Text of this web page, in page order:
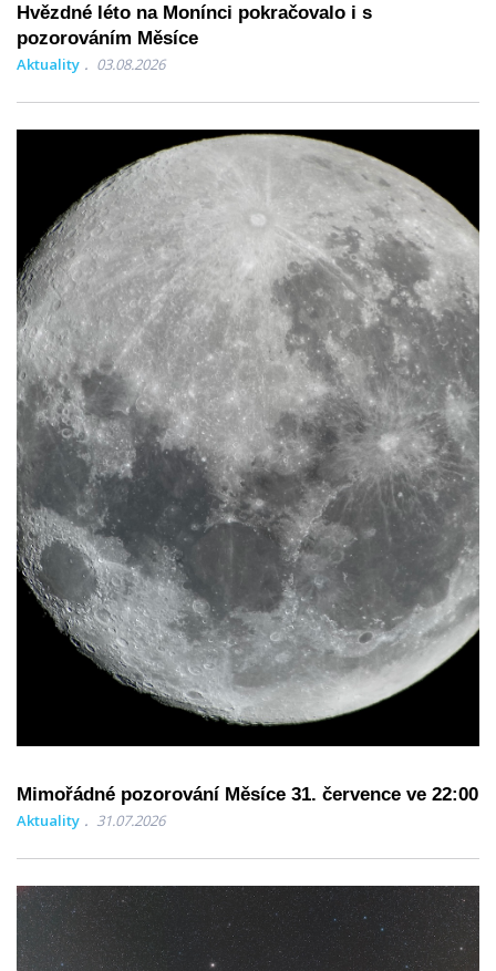
Hvězdné léto na Monínci pokračovalo i s
pozorováním Měsíce
Aktuality 03.08.2026
Mimořádné pozorování Měsíce 31. července ve 22:00
Aktuality 31.07.2026